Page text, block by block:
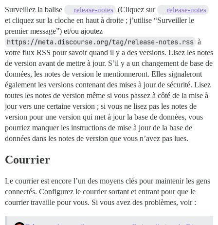
Surveillez la balise release-notes (Cliquez sur release-notes
et cliquez sur la cloche en haut à droite ; j’utilise “Surveiller le
premier message”) et/ou ajoutez
https://meta.discourse.org/tag/release-notes.rss à
votre flux RSS pour savoir quand il y a des versions. Lisez les notes
de version avant de mettre à jour. S’il y a un changement de base de
données, les notes de version le mentionneront. Elles signaleront
également les versions contenant des mises à jour de sécurité. Lisez
toutes les notes de version même si vous passez à côté de la mise à
jour vers une certaine version ; si vous ne lisez pas les notes de
version pour une version qui met à jour la base de données, vous
pourriez manquer les instructions de mise à jour de la base de
données dans les notes de version que vous n’avez pas lues.
Courrier
Le courrier est encore l’un des moyens clés pour maintenir les gens
connectés. Configurez le courrier sortant et entrant pour que le
courrier travaille pour vous. Si vous avez des problèmes, voir :